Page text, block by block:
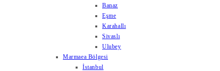
Banaz
Eşme
Karahallı
Sivaslı
Ulubey
Marmaea Bölgesi
İstanbul